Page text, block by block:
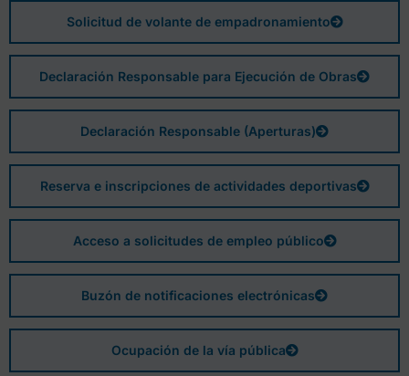
Solicitud de volante de empadronamiento
Declaración Responsable para Ejecución de Obras
Declaración Responsable (Aperturas)
Reserva e inscripciones de actividades deportivas
Acceso a solicitudes de empleo público
Buzón de notificaciones electrónicas
Ocupación de la vía pública